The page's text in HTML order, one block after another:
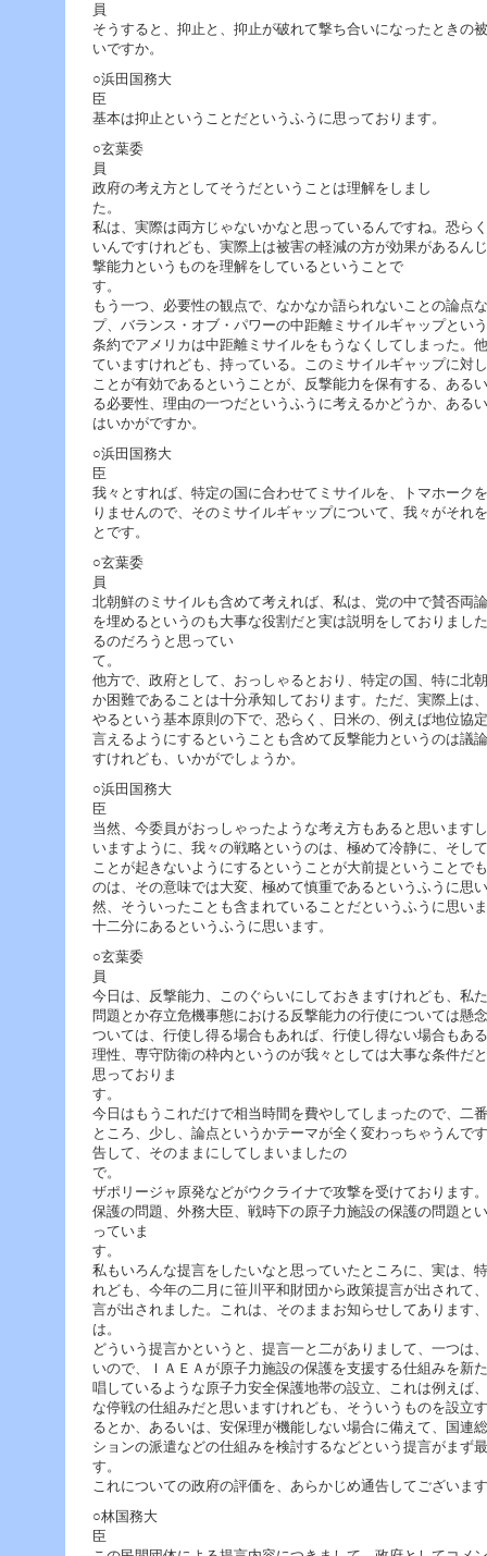
そうすると、抑止と、抑止が破れて撃ち合いになったときの
いですか。
○浜田国務大
基本は抑止ということだというふうに思っております。
○玄葉委
政府の考え方としてそうだということは理解をしまし
た
私は、実際は両方じゃないかなと思っているんですね。恐ら
いんですけれども、実際上は被害の軽減の方が効果があるん
撃能力というものを理解をしているということで
もう一つ、必要性の観点で、なかなか語られないことの論点
プ、バランス・オブ・パワーの中距離ミサイルギャップとい
条約でアメリカは中距離ミサイルをもうなくしてしまった。
ていますけれども、持っている。このミサイルギャップに対
ことが有効であるということが、反撃能力を保有する、ある
る必要性、理由の一つだというふうに考えるかどうか、ある
はいかがですか。
○浜田国務大
我々とすれば、特定の国に合わせてミサイルを、トマホーク
りませんので、そのミサイルギャップについて、我々がそれ
とです。
○玄葉委
北朝鮮のミサイルも含めて考えれば、私は、党の中で賛否両
を埋めるというのも大事な役割だと実は説明をしておりまし
るのだろうと思ってい
他方で、政府として、おっしゃるとおり、特定の国、特に北
か困難であることは十分承知しております。ただ、実際上は
やるという基本原則の下で、恐らく、日米の、例えば地位協
言えるようにするということも含めて反撃能力というのは議
すけれども、いかがでしょうか。
○浜田国務大
当然、今委員がおっしゃったような考え方もあると思います
いますように、我々の戦略というのは、極めて冷静に、そし
ことが起きないようにするということが大前提ということで
のは、その意味では大変、極めて慎重であるというふうに思
然、そういったことも含まれていることだというふうに思い
十二分にあるというふうに思います。
○玄葉委
今日は、反撃能力、このぐらいにしておきますけれども、私
問題とか存立危機事態における反撃能力の行使については懸
ついては、行使し得る場合もあれば、行使し得ない場合もあ
理性、専守防衛の枠内というのが我々としては大事な条件だ
思っておりま
今日はもうこれだけで相当時間を費やしてしまったので、二
ところ、少し、論点というかテーマが全く変わっちゃうんで
告して、そのままにしてしまいましたの
ザポリージャ原発などがウクライナで攻撃を受けております
保護の問題、外務大臣、戦時下の原子力施設の保護の問題と
っていま
私もいろんな提言をしたいなと思っていたところに、実は、
れども、今年の二月に笹川平和財団から政策提言が出されて
言が出されました。これは、そのままお知らせしてあります
は
どういう提言かというと、提言一と二がありまして、一つは
いので、ＩＡＥＡが原子力施設の保護を支援する仕組みを新
唱しているような原子力安全保護地帯の設立、これは例えば
な停戦の仕組みだと思いますけれども、そういうものを設立
るとか、あるいは、安保理が機能しない場合に備えて、国連
ションの派遣などの仕組みを検討するなどという提言がまず
す
これについての政府の評価を、あらかじめ通告してございま
○林国務大